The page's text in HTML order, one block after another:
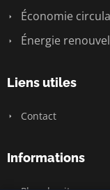
Économie
Énergie
Liens utiles
Contact
Informations